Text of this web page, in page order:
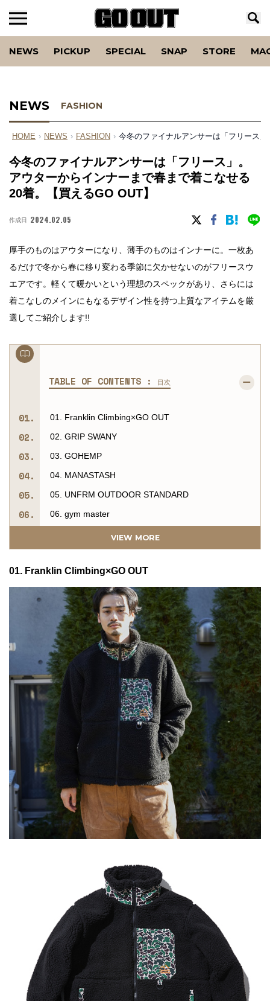
NEWS PICKUP SPECIAL SNAP STORE
NEWS FASHION
HOME › NEWS › FASHION › 今冬のファイナルアンサーは「フリース
今冬のファイナルアンサーは「フリース」。
アウターからインナーまで春まで着こなせる
20着。【買えるGO OUT】
作成日 2024.02.05
厚手のものはアウターになり、薄手のものはインナーに。一枚あ
るだけで冬から春に移り変わる季節に欠かせないのがフリースウ
エアです。軽くて暖かいという理想のスペックがあり、さらには
着こなしのメインにもなるデザイン性を持つ上質なアイテムを厳
選してご紹介します!!
TABLE OF CONTENTS : 目次
01. Franklin Climbing×GO OUT
02. GRIP SWANY
03. GOHEMP
04. MANASTASH
05. UNFRM OUTDOOR STANDARD
06. gym master
08. BEN DAVIS
09. POLeR
10. Franklin Climbing
11. SPINNER BAIT
12. NANGA
13. BENCH AT THE GREENE
14. POLeR
15. BEN DAVIS
16. DAIWA
17. Healthknit
18. TOPO DESIGNS
19. ROKX
20. JRD by JARLD
VIEW MORE
01. Franklin Climbing×GO OUT